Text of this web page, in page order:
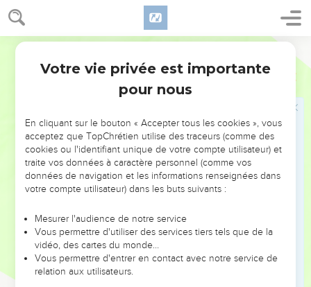
11
10 S'il passe et enferme et fait comparaître, qui donc le
Car il connaît, lui, les hommes vains, et il voit l'iniquité sans
que l'homme s'en aperçoive ;
Et l'homme stupide s'enhardit, quoique l'homme naisse
Si tu prépares ton coeur et que tu étendes tes mains vers
Si tu éloignes l'iniquité qui est dans ta main, et que tu ne
laisses pas l'injustice demeurer dans tes tentes,
craindras pas ;
Car tu oublieras ta misère, tu t'en souviendras comme des
eaux écoulées ;
Ta vie se lèvera plus claire que le plein midi ; si tu étais
Votre vie privée est importante
pour nous
En cliquant sur le bouton « Accepter tous les cookies », vous
acceptez que TopChrétien utilise des traceurs (comme des
cookies ou l'identifiant unique de votre compte utilisateur) et
traite vos données à caractère personnel (comme vos
données de navigation et les informations renseignées dans
votre compte utilisateur) dans les buts suivants :
Mesurer l'audience de notre service
Vous permettre d'utiliser des services tiers tels que de la
vidéo, des cartes du monde…
Vous permettre d'entrer en contact avec notre service de
relation aux utilisateurs.